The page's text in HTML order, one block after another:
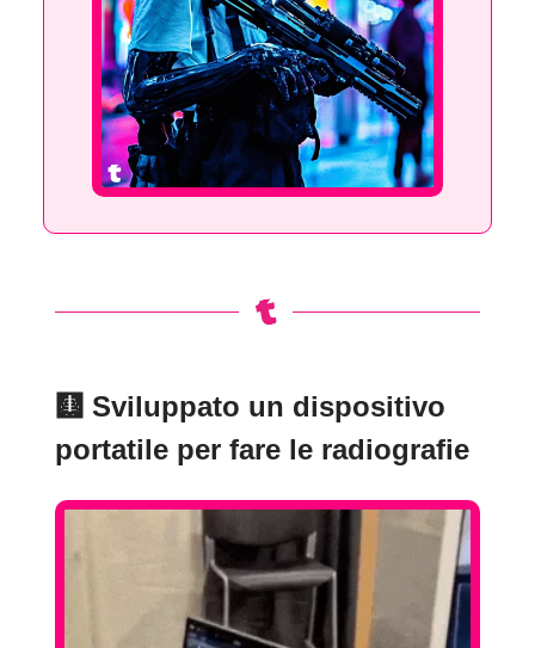
🩻 Sviluppato un dispositivo
portatile per fare le radiografie